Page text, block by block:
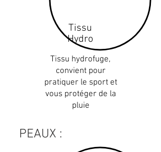
Tissu
Hydro
Tissu hydrofuge,
convient pour
pratiquer le sport et
vous protéger de la
pluie
PEAUX :